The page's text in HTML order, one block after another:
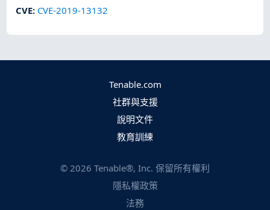
CVE: CVE-2019-13132
Tenable.com
社群與支援
說明文件
教育訓練
© 2026 Tenable®, Inc. 保留所有權利
隱私權政策
法務